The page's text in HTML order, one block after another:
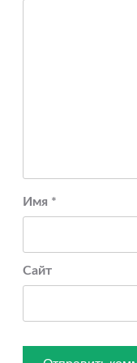
Имя *
Сайт